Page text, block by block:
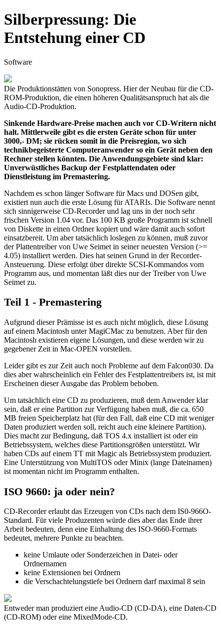
Silberpressung: Die
Entstehung einer CD
Software
Die Produktionstätten von Sonopress. Hier der Neubau für die CD-
ROM-Produktion, die einen höheren Qualitätsanspruch hat als die
Audio-CD-Produktion.
Sinkende Hardware-Preise machen auch vor CD-Writern nicht
halt. Mittlerweile gibt es die ersten Geräte schon für unter
3000,- DM; sie rücken somit in die Preisregion, wo sich
technikbegeisterte Computeranwender so ein Gerät neben den
Rechner stellen könnten. Die Anwendungsgebiete sind klar:
Unverwüstliches Backup der Festplattendaten oder
Dienstleistung im Premastering.
Nachdem es schon länger Software für Macs und DOSen gibt,
existiert nun auch die erste Lösung für ATARIs. Die Software nennt
sich sinnigerweise CD-Recorder und lag uns in der noch sehr
frischen Version 1.04 vor. Das 100 KB große Programm ist schnell
von Diskette in einen Ordner kopiert und wäre damit auch sofort
einsatzbereit. Um aber tatsächlich loslegen zu können, muß zuvor
der Plattentreiber von Uwe Seimet in seiner neuesten Version (>=
4.05) installiert werden. Dies hat seinen Grund in der Recorder-
Ansteuerung. Diese erfolgt über direkte SCSI-Kommandos vom
Programm aus, und momentan läßt dies nur der Treiber von Uwe
Seimet zu.
Teil 1 - Premastering
Aufgrund dieser Prämisse ist es auch nicht möglich, diese Lösung
auf einem Macintosh unter MagiCMac zu benutzen. Aber für den
Macintosh existieren eigene Lösungen, und diese werden wir zu
gegebener Zeit in Mac-OPEN vorstellen.
Leider gibt es zur Zeit auch noch Probleme auf dem Falcon030. Da
dies aber wahrscheinlich ein Fehler des Festplattentreibers ist, ist mit
Erscheinen dieser Ausgabe das Problem behoben.
Um tatsächlich eine CD zu produzieren, muß dem Anwender klar
sein, daß er eine Partition zur Verfügung haben muß, die ca. 650
MB freien Speicherplatz hat (für den Fall, daß eine CD mit weniger
Daten produziert werden soll, reicht auch eine kleinere Partition).
Dies macht zur Bedingung, daß TOS 4.x installiert ist oder ein
Betriebssystem, welches diese Partitionsgrößen unterstützt. Wir
haben CDs auf einem TT mit Magic als Betriebssystem produziert.
Eine Unterstützung von MultiTOS oder Minix (lange Dateinamen)
ist momentan nicht im Programm enthalten.
ISO 9660: ja oder nein?
CD-Recorder erlaubt das Erzeugen von CDs nach dem IS0-966O-
Standard. Für viele Produzenten würde dies aber das Ende ihrer
Arbeit bedeuten, denn eine Einhaltung des ISO-9660-Formats
bedeutet, mehrere Punkte zu beachten.
keine Umlaute oder Sonderzeichen in Datei- oder
Ordnernamen
keine Extensionen bei Ordnern
die Verschachtelungstiefe bei Ordnern darf maximal 8 sein
Entweder man produziert eine Audio-CD (CD-DA), eine Daten-CD
(CD-ROM) oder eine MixedMode-CD.